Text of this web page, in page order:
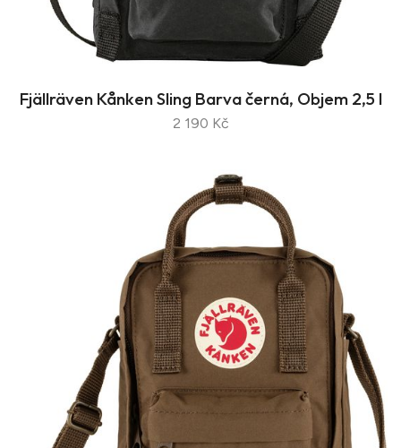
Fjällräven Kånken Sling Barva černá, Objem 2,5 l
2 190 Kč